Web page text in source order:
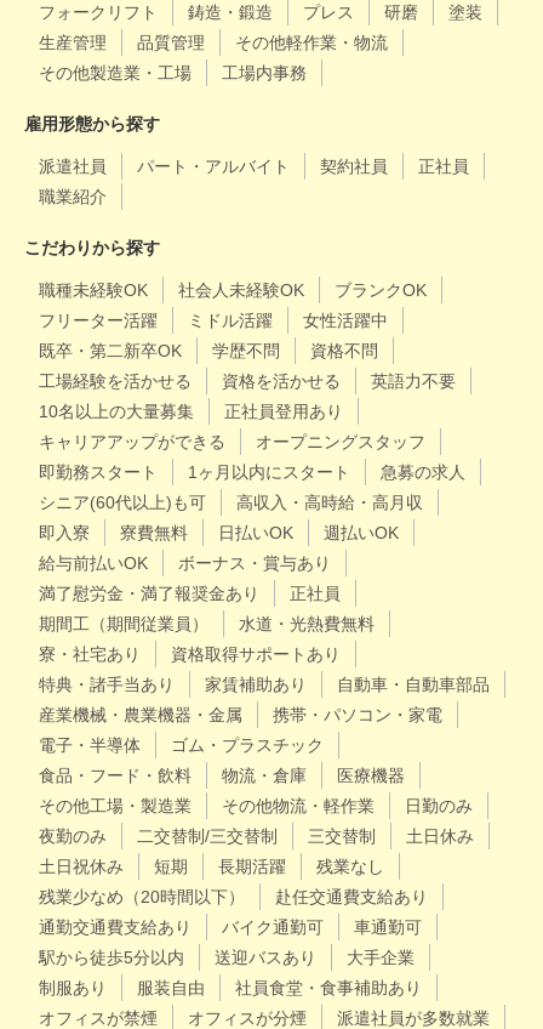
フォークリフト
鋳造・鍛造 プレス 研磨
塗装
生産管理
品質管理
その他軽作業・物流
その他製造業・工場
工場内事務
雇用形態から探す
派遣社員 パート・アルバイト 契約社員
正社員
職業紹介
こだわりから探す
職種未経験OK 社会人未経験OK
ブランクOK
フリーター活躍
ミドル活躍
女性活躍中
既卒・第二新卒OK
学歴不問
資格不問
工場経験を活かせる
資格を活かせる
英語力不要
10名以上の大量募集
正社員登用あり
キャリアアップができる
オープニングスタッフ
即勤務スタート
1ヶ月以内にスタート
急募の求人
シニア(60代以上)も可
高収入・高時給・高月収
即入寮
寮費無料 日払いOK
週払いOK
給与前払いOK
ボーナス・賞与あり
満了慰労金・満了報奨金あり
正社員
期間工（期間従業員）
水道・光熱費無料
寮・社宅あり
資格取得サポートあり
特典・諸手当あり
家賃補助あり
自動車・自動車部品
産業機械・農業機器・金属
携帯・パソコン・家電
電子・半導体
ゴム・プラスチック
食品・フード・飲料
物流・倉庫
医療機器
その他工場・製造業
その他物流・軽作業
日勤のみ
夜勤のみ
二交替制/三交替制 三交替制
土日休み
土日祝休み
短期 長期活躍
残業なし
残業少なめ（20時間以下）
赴任交通費支給あり
通勤交通費支給あり
バイク通勤可
車通勤可
駅から徒歩5分以内
送迎バスあり
大手企業
制服あり
服装自由
社員食堂・食事補助あり
オフィスが禁煙
オフィスが分煙
派遣社員が多数就業